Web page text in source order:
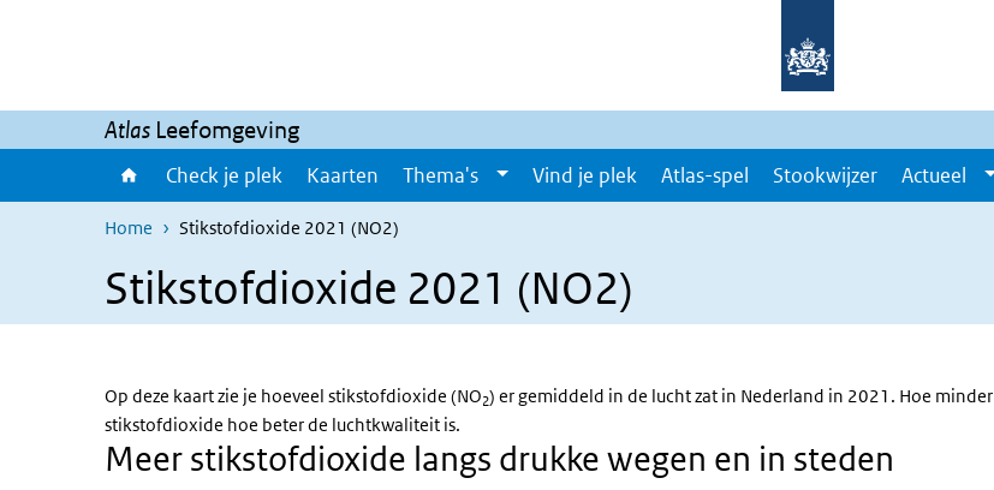
Atlas Leefomgeving
Check je plek Kaarten Thema's Vind je plek Atlas-spel Stookwijzer Actueel
Home Stikstofdioxide 2021 (NO2)
Stikstofdioxide 2021 (NO2)
Op deze kaart zie je hoeveel stikstofdioxide (NO2) er gemiddeld in de lucht zat in Nederland in 2021. Hoe minder
stikstofdioxide hoe beter de luchtkwaliteit is.
Meer stikstofdioxide langs drukke wegen en in steden